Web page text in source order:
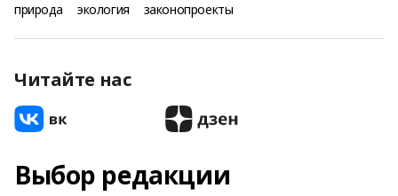
природа экология законопроекты
Читайте нас
Выбор редакции